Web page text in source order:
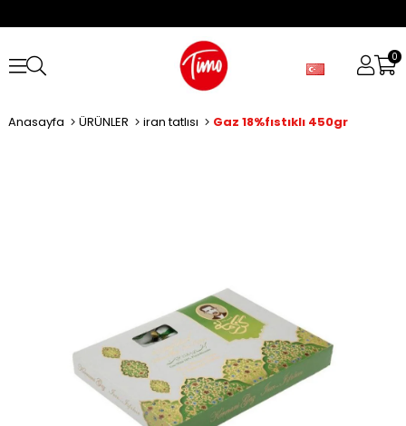
0
Anasayfa ÜRÜNLER iran tatlısı Gaz 18%fıstıklı 450gr